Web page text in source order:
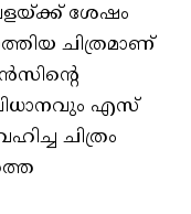
ശേഷം
ചിത്രമാണ്
എസ്
ചിത്രം